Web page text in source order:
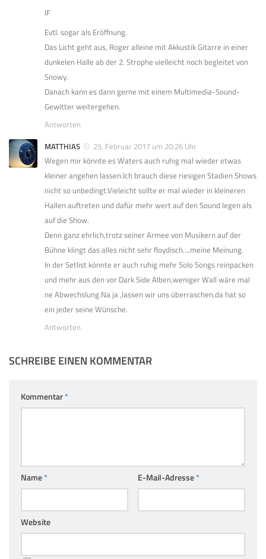
IF
Evtl. sogar als Eröffnung.
Das Licht geht aus, Roger alleine mit Akkustik Gitarre in einer
dunkelen Halle ab der 2. Strophe vielleicht noch begleitet von
Snowy.
Danach kann es dann gerne mit einem Multimedia-Sound-
Gewitter weitergehen.
Antworten
MATTHIAS
25. Februar 2017 um 20:26 Uhr
Wegen mir könnte es Waters auch ruhig mal wieder etwas
kleiner angehen lassen.Ich brauch diese riesigen Stadien Shows
nicht so unbedingt.Vieleicht sollte er mal wieder in kleineren
Hallen auftreten und dafür mehr wert auf den Sound legen als
auf die Show.
Denn ganz ehrlich,trotz seiner Armee von Musikern auf der
Bühne klingt das alles nicht sehr floydisch….meine Meinung.
In der Setlist könnte er auch ruhig mehr Solo Songs reinpacken
und mehr aus den vor Dark Side Alben,weniger Wall wäre mal
ne Abwechslung.Na ja ,lassen wir uns überraschen,da hat so
ein jeder seine Wünsche.
Antworten
SCHREIBE EINEN KOMMENTAR
Kommentar*
Name* E-Mail-Adresse*
Website